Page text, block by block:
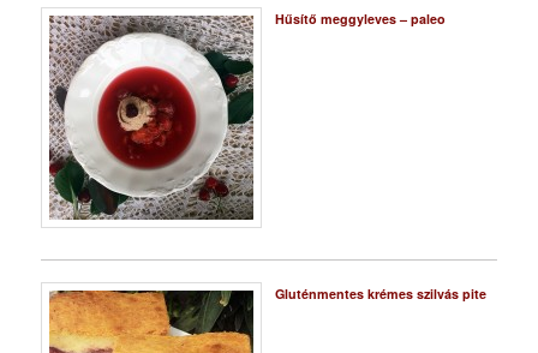
Hűsítő meggyleves – paleo
Gluténmentes krémes szilvás pite